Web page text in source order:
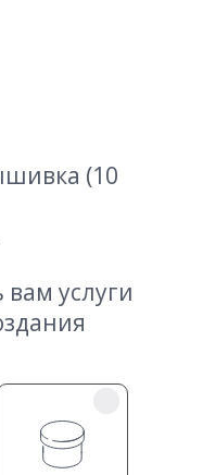
(10
услуги